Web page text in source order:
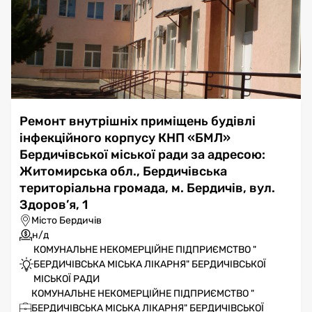
Ремонт внутрішніх приміщень будівлі
інфекційного корпусу КНП «БМЛ»
Бердичівської міської ради за адресою:
Житомирська обл., Бердичівська
територіальна громада, м. Бердичів, вул.
Здоров’я, 1
Місто Бердичів
н/д
КОМУНАЛЬНЕ НЕКОМЕРЦІЙНЕ ПІДПРИЄМСТВО "
БЕРДИЧІВСЬКА МІСЬКА ЛІКАРНЯ" БЕРДИЧІВСЬКОЇ
МІСЬКОЇ РАДИ
КОМУНАЛЬНЕ НЕКОМЕРЦІЙНЕ ПІДПРИЄМСТВО "
БЕРДИЧІВСЬКА МІСЬКА ЛІКАРНЯ" БЕРДИЧІВСЬКОЇ